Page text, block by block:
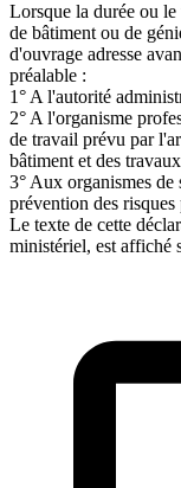
Lorsque la durée ou
de bâtiment ou de
d'ouvrage adresse
préalable :
1° A l'autorité
2° A l'organisme
de travail prévu par
bâtiment et des
3° Aux organismes de
prévention des risques
Le texte de cette
ministériel, est affiché